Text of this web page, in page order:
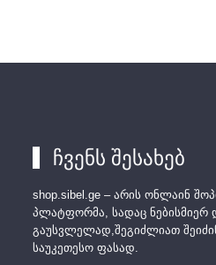
ჩვენს შესახებ
shop.sibel.ge – არის ონლაინ
პლატფორმა, სადაც
გაუსვლელად,შეგიძლიათ
საუკეთესო ფასად.